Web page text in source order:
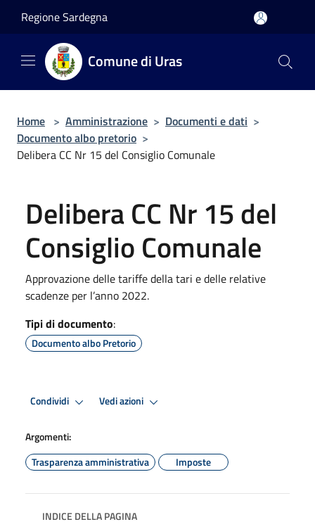
Regione Sardegna
Comune di Uras
Home > Amministrazione > Documenti e dati >
Documento albo pretorio >
Delibera CC Nr 15 del Consiglio Comunale
Delibera CC Nr 15 del
Consiglio Comunale
Approvazione delle tariffe della tari e delle relative
scadenze per l’anno 2022.
Tipi di documento:
Documento albo Pretorio
Condividi Vedi azioni
Argomenti:
Trasparenza amministrativa
Imposte
INDICE DELLA PAGINA